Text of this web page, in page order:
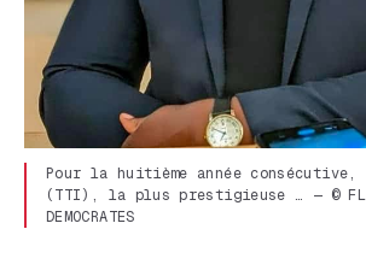
Pour la huitième année consécutive,
(TTI), la plus prestigieuse … — ©
DEMOCRATES